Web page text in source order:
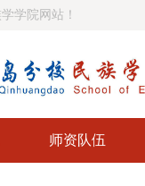
学院网站！
师资队伍